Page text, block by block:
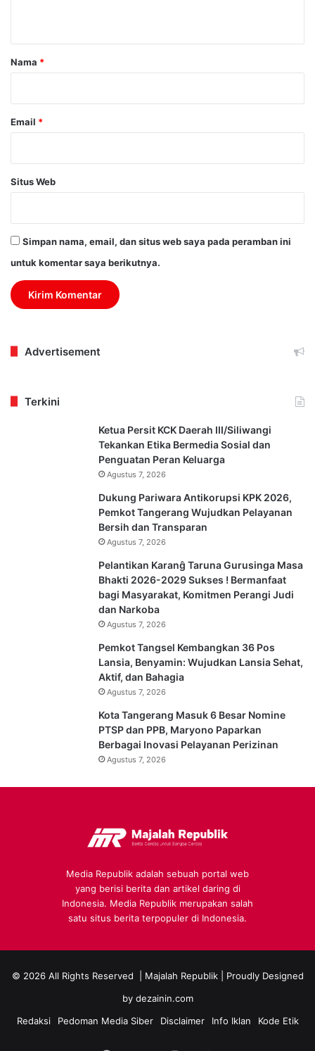
rNama *
Email *
Situs Web
Simpan nama, email, dan situs web saya pada peramban ini
untuk komentar saya berikutnya.
Advertisement
Terkini
Ketua Persit KCK Daerah III/Siliwangi
Tekankan Etika Bermedia Sosial dan
Penguatan Peran Keluarga
Agustus 7, 2026
Dukung Pariwara Antikorupsi KPK 2026,
Pemkot Tangerang Wujudkan Pelayanan
Bersih dan Transparan
Agustus 7, 2026
Pelantikan Karanĝ Taruna Gurusinga Masa
Bhakti 2026-2029 Sukses ! Bermanfaat
bagi Masyarakat, Komitmen Perangi Judi
dan Narkoba
Agustus 7, 2026
Pemkot Tangsel Kembangkan 36 Pos
Lansia, Benyamin: Wujudkan Lansia Sehat,
Aktif, dan Bahagia
Agustus 7, 2026
Kota Tangerang Masuk 6 Besar Nomine
PTSP dan PPB, Maryono Paparkan
Berbagai Inovasi Pelayanan Perizinan
Agustus 7, 2026
Media Republik adalah sebuah portal web
yang berisi berita dan artikel daring di
Indonesia. Media Republik merupakan salah
satu situs berita terpopuler di Indonesia.
© 2026 All Rights Reserved | Majalah Republik| Proudly Designed
by dezainin.com
Redaksi
Pedoman Media Siber Disclaimer Info Iklan Kode Etik